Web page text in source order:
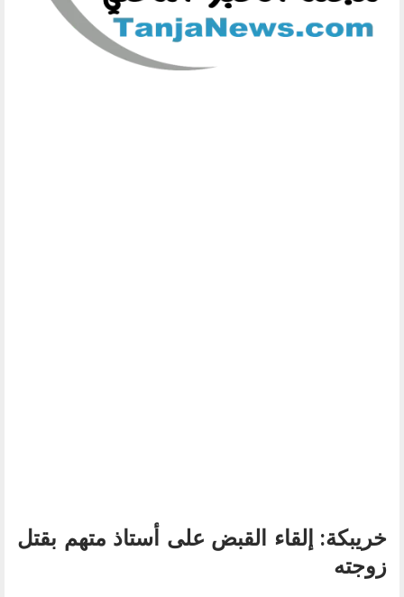
خريبكة: إلقاء القبض على أستاذ متهم بقتل
زوجته